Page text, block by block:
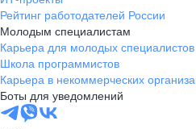
Рейтинг работодателей России
Молодым специалистам
Карьера для молодых специалистов
Школа программистов
Карьера в некоммерческих
Боты для уведомлений